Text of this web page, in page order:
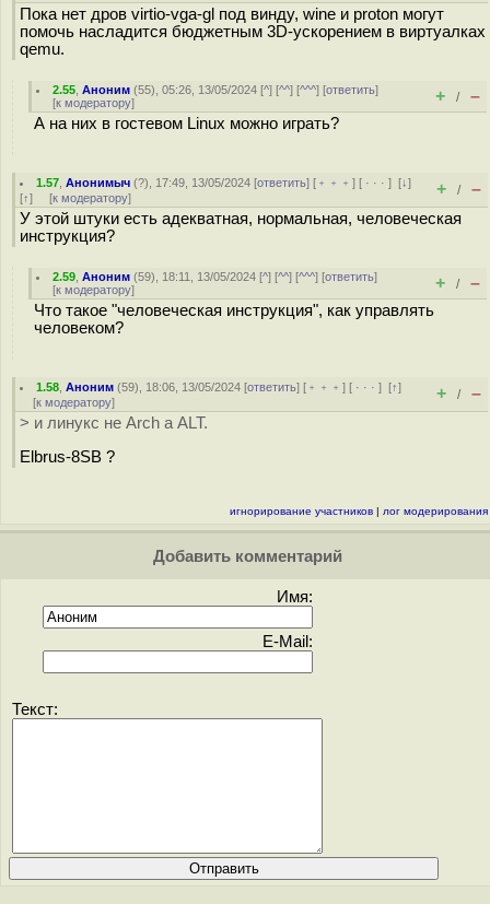
Пока нет дров virtio-vga-gl под винду, wine и proton могут
помочь насладится бюджетным 3D-ускорением в виртуалках
qemu.
2.55 ,Аноним (55), 05:26, 13/05/2024 [^] [^^] [^^^] [ответить]
[к модератору] + / –
А на них в гостевом Linux можно играть?
1.57 ,Анонимыч (?), 17:49, 13/05/2024 [ответить] [ ﹢﹢﹢] [ · · ·][↓]
[↑] [к модератору] + / –
У этой штуки есть адекватная, нормальная, человеческая
инструкция?
2.59 ,Аноним (59), 18:11, 13/05/2024 [^] [^^] [^^^] [ответить]
[к модератору] + / –
Что такое "человеческая инструкция", как управлять
человеком?
1.58 ,Аноним (59), 18:06, 13/05/2024 [ответить] [ ﹢﹢﹢] [ · · ·][↑]
[к модератору] + / –
> и линукс не Arch а ALT.
Elbrus-8SB ?
игнорирование участников | лог модерирования
Добавить комментарий
Имя:
E-Mail:
Текст: